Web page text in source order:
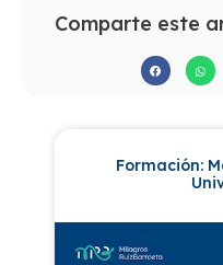
Comparte este
Formación: